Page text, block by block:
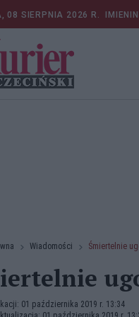
08 SIERPNIA 2026 R.
Wiadomości Śmiertelnie
01 października 2019 r. 13:34